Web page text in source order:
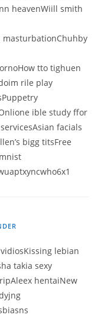
heavenWiill smith
masturbationChuhby
tto tighuen
rile play
ible study ffor
facials
bigg titsFree
lebian
takia sexy
hentaiNew